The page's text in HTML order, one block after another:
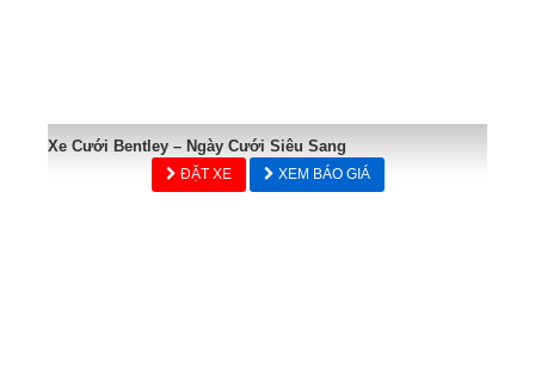
Xe Cưới Bentley – Ngày Cưới Siêu Sang
ĐẶT XE XEM BÁO GIÁ